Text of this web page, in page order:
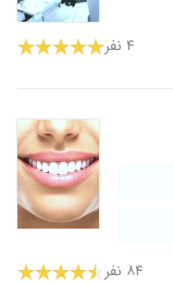
۴ نفر
۸۴ نفر